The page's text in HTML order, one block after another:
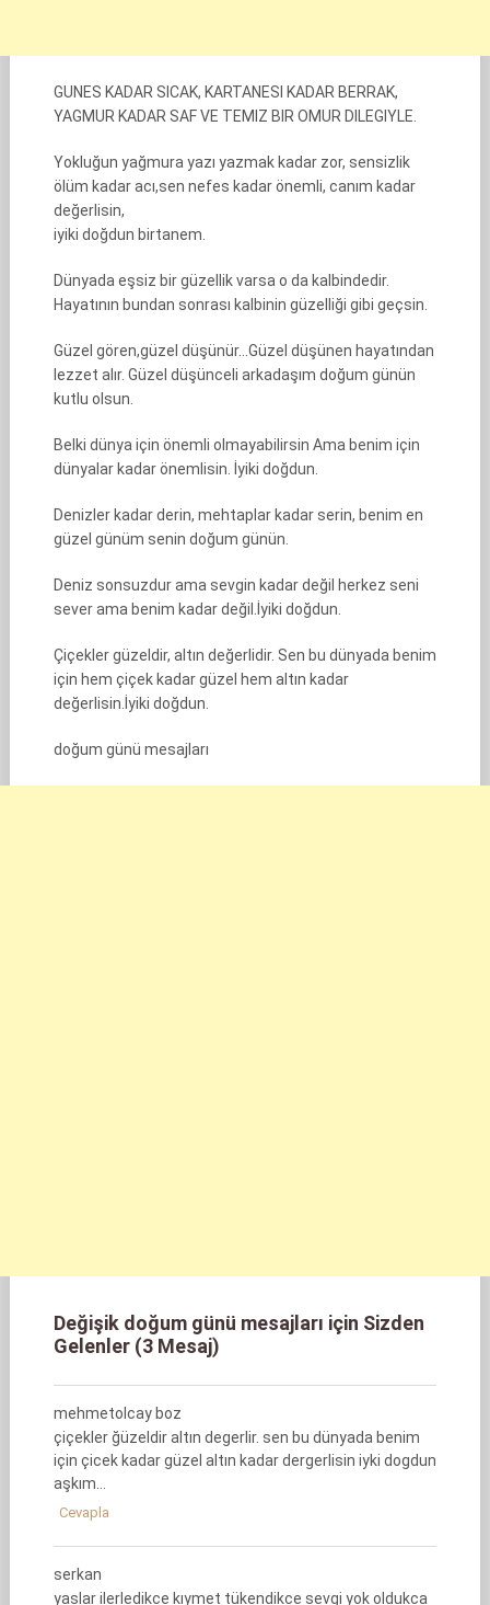
GUNES KADAR SICAK, KARTANESI KADAR BERRAK,
YAGMUR KADAR SAF VE TEMIZ BIR OMUR DILEGIYLE.
Yokluğun yağmura yazı yazmak kadar zor, sensizlik
ölüm kadar acı,sen nefes kadar önemli, canım kadar
değerlisin,
iyiki doğdun birtanem.
Dünyada eşsiz bir güzellik varsa o da kalbindedir.
Hayatının bundan sonrası kalbinin güzelliği gibi geçsin.
Güzel gören,güzel düşünür…Güzel düşünen hayatından
lezzet alır. Güzel düşünceli arkadaşım doğum günün
kutlu olsun.
Belki dünya için önemli olmayabilirsin Ama benim için
dünyalar kadar önemlisin. İyiki doğdun.
Denizler kadar derin, mehtaplar kadar serin, benim en
güzel günüm senin doğum günün.
Deniz sonsuzdur ama sevgin kadar değil herkez seni
sever ama benim kadar değil.İyiki doğdun.
Çiçekler güzeldir, altın değerlidir. Sen bu dünyada benim
için hem çiçek kadar güzel hem altın kadar
değerlisin.İyiki doğdun.
doğum günü mesajları
Değişik doğum günü mesajları için Sizden
Gelenler (3 Mesaj)
mehmetolcay boz
çiçekler ğüzeldir altın degerlir. sen bu dünyada benim
için çicek kadar güzel altın kadar dergerlisin iyki dogdun
aşkım…
Cevapla
serkan
yaslar ilerledikce kıymet tükendikce sevgi yok oldukca